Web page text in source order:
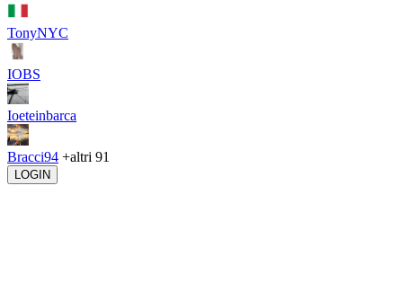
TonyNYC
IOBS
Ioeteinbarca
Bracci94 +altri 91
LOGIN